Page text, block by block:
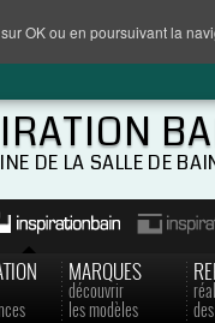
DE LA SALLE DE
MARQUES
découvrir
les modèles
OK ou en poursuivant la